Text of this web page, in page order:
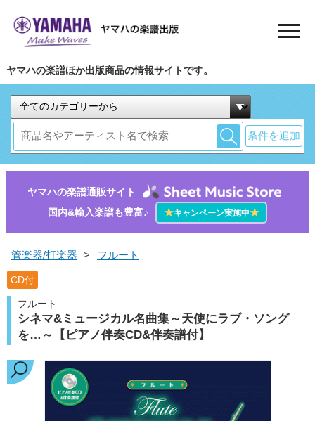
ヤマハの楽譜ほか出版商品の情報サイトです。
条件を追加
ヤマハの楽譜通販サイト
国内&輸入楽譜も豊富♪
★キャンペーン実施中★
管楽器/打楽器 > フルート
CD付
フルート
シネマ&ミュージカル名曲集～天使にラブ・ソング
を…～【ピアノ伴奏CD&伴奏譜付】